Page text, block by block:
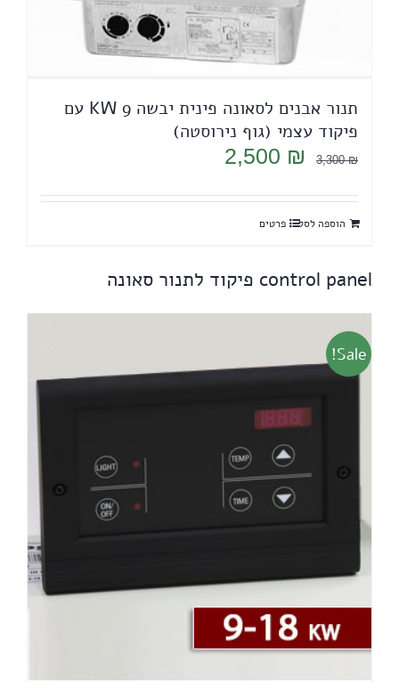
תנור אבנים לסאונה פינית יבשה 9 KW עם
פיקוד עצמי (גוף נירוסטה)
3,300₪
המחיר
היה:
3,300 ₪.
2,500 ₪
המחיר
הוא:
הוספה לסל פרטים
control panel פיקוד לתנור סאונה
Sale!